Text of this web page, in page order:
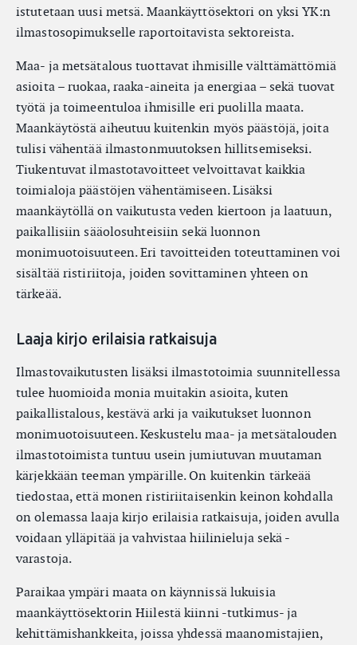
istutetaan uusi metsä. Maankäyttösektori on yksi YK:n
ilmastosopimukselle raportoitavista sektoreista.
Maa- ja metsätalous tuottavat ihmisille välttämättömiä
asioita – ruokaa, raaka-aineita ja energiaa – sekä tuovat
työtä ja toimeentuloa ihmisille eri puolilla maata.
Maankäytöstä aiheutuu kuitenkin myös päästöjä, joita
tulisi vähentää ilmastonmuutoksen hillitsemiseksi.
Tiukentuvat ilmastotavoitteet velvoittavat kaikkia
toimialoja päästöjen vähentämiseen. Lisäksi
maankäytöllä on vaikutusta veden kiertoon ja laatuun,
paikallisiin sääolosuhteisiin sekä luonnon
monimuotoisuuteen. Eri tavoitteiden toteuttaminen voi
sisältää ristiriitoja, joiden sovittaminen yhteen on
tärkeää.
Laaja kirjo erilaisia ratkaisuja
Ilmastovaikutusten lisäksi ilmastotoimia suunnitellessa
tulee huomioida monia muitakin asioita, kuten
paikallistalous, kestävä arki ja vaikutukset luonnon
monimuotoisuuteen. Keskustelu maa- ja metsätalouden
ilmastotoimista tuntuu usein jumiutuvan muutaman
kärjekkään teeman ympärille. On kuitenkin tärkeää
tiedostaa, että monen ristiriitaisenkin keinon kohdalla
on olemassa laaja kirjo erilaisia ratkaisuja, joiden avulla
voidaan ylläpitää ja vahvistaa hiilinieluja sekä -
varastoja.
Paraikaa ympäri maata on käynnissä lukuisia
maankäyttösektorin Hiilestä kiinni -tutkimus- ja
kehittämishankkeita, joissa yhdessä maanomistajien,